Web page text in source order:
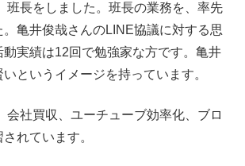
班長をしました。班長の業務を、率先
。亀井俊哉さんのLINE協議に対する思
動実績は12回で勉強家な方です。亀井
というイメージを持っています。
会社買収、ユーチューブ効率化、ブロ
れています。